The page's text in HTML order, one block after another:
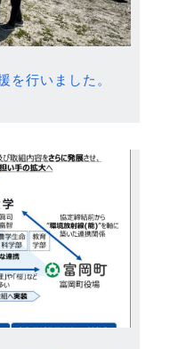
を行いました。